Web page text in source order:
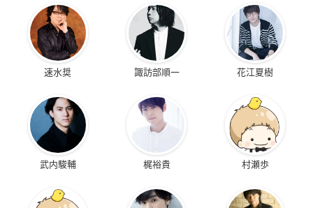
速水奨 諏訪部順一 花江夏樹
武内駿輔 梶裕貴 村瀬歩